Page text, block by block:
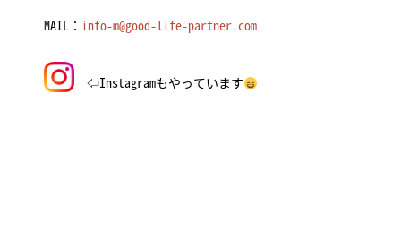
MAIL： info-m@good-life-partner.com
⇦Instagramもやっています